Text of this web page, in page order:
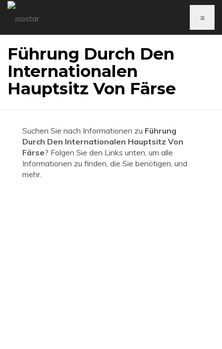
≡
Führung Durch Den
Internationalen
Hauptsitz Von Färse
Suchen Sie nach Informationen zu Führung
Durch Den Internationalen Hauptsitz Von
Färse? Folgen Sie den Links unten, um alle
Informationen zu finden, die Sie benötigen, und
mehr.